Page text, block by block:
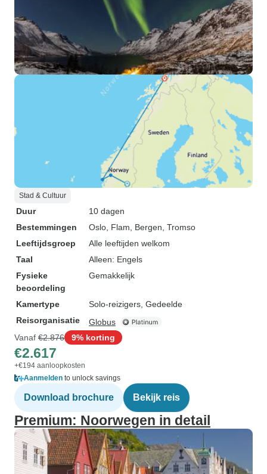
Stad & Cultuur
Duur
10 dagen
Bestemmingen
Oslo , Flam , Bergen , Tromso
Leeftijdsgroep
Alle leeftijden welkom
Taal
Alleen: Engels
Fysieke
beoordeling
Gemakkelijk
Kamertype
Solo-reizigers, Gedeelde
Reisorganisatie
Globus
Vanaf €2.876 9% korting
€2.617
+€194 aanloopkosten
Aanmelden to unlock savings
Download brochure Bekijk reis
Premium: Noorwegen in detail